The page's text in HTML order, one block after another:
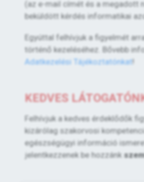
(az e-mail címét és a megadott
beküldött kérdés informatikai
Egyúttal felhívjuk a figyelmét
történő kezeléséhez. Bővebb
Adatkezelési Tájékoztatónkat!
KEDVES
Felhívjuk a kedves érdeklődők
kizárólag szakorvosi
egészségügyi információ
jelentkezzenek be hozzánk